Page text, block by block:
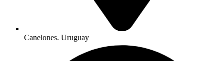
Canelones. Uruguay